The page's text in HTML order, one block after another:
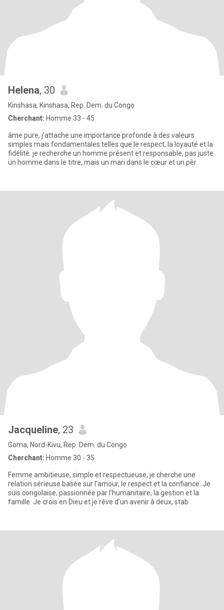
Helena, 30
Kinshasa, Kinshasa, Rep. Dem. du Congo
Cherchant: Homme 33 - 45
âme pure, j’attache une importance profonde à des valeurs
simples mais fondamentales telles que le respect, la loyauté et la
fidélité. je recherche un homme présent et responsable, pas juste
un homme dans le titre, mais un mari dans le cœur et un pèr
Jacqueline, 23
Goma, Nord-Kivu, Rep. Dem. du Congo
Cherchant: Homme 30 - 35
Femme ambitieuse, simple et respectueuse, je cherche une
relation sérieuse basée sur l’amour, le respect et la confiance. Je
suis congolaise, passionnée par l’humanitaire, la gestion et la
famille. Je crois en Dieu et je rêve d’un avenir à deux, stab